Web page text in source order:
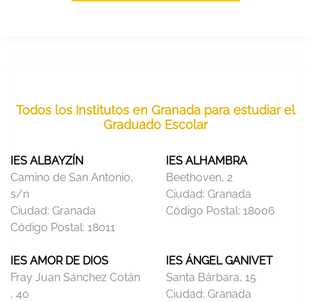
Todos los Institutos en Granada para estudiar el
Graduado Escolar
IES ALBAYZÍN
Camino de San Antonio,
s/n
Ciudad: Granada
Código Postal: 18011
IES ALHAMBRA
Beethoven, 2
Ciudad: Granada
Código Postal: 18006
IES AMOR DE DIOS
Fray Juan Sánchez Cotán
, 40
IES ÁNGEL GANIVET
Santa Bárbara, 15
Ciudad: Granada